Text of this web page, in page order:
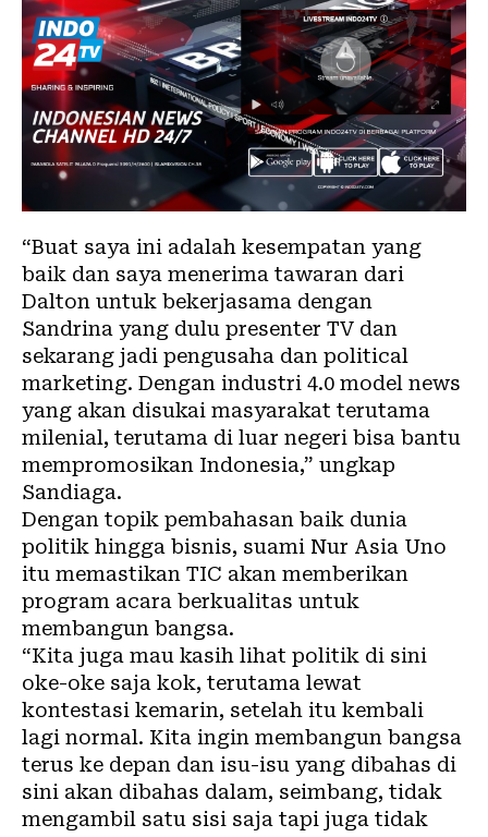
“Buat saya ini adalah kesempatan yang
baik dan saya menerima tawaran dari
Dalton untuk bekerjasama dengan
Sandrina yang dulu presenter TV dan
sekarang jadi pengusaha dan political
marketing. Dengan industri 4.0 model news
yang akan disukai masyarakat terutama
milenial, terutama di luar negeri bisa bantu
mempromosikan Indonesia,” ungkap
Sandiaga.
Dengan topik pembahasan baik dunia
politik hingga bisnis, suami Nur Asia Uno
itu memastikan TIC akan memberikan
program acara berkualitas untuk
membangun bangsa.
“Kita juga mau kasih lihat politik di sini
oke-oke saja kok, terutama lewat
kontestasi kemarin, setelah itu kembali
lagi normal. Kita ingin membangun bangsa
terus ke depan dan isu-isu yang dibahas di
sini akan dibahas dalam, seimbang, tidak
mengambil satu sisi saja tapi juga tidak